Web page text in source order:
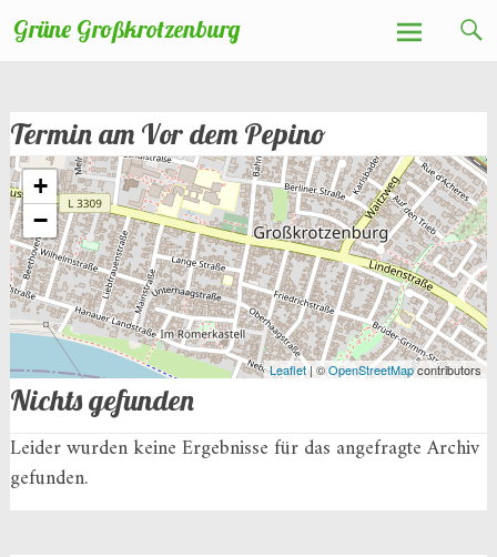
Zum
Inhalt
Grüne Großkrotzenburg
Termin am Vor dem Pepino
+
−
Leaflet| ©OpenStreetMapcontributors
Nichts gefunden
Leider wurden keine Ergebnisse für das angefragte Archiv
gefunden.